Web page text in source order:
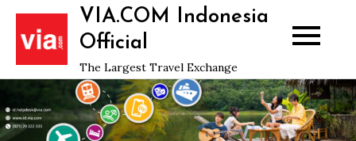
Skip
content
VIA.COM Indonesia
Official
The Largest Travel Exchange